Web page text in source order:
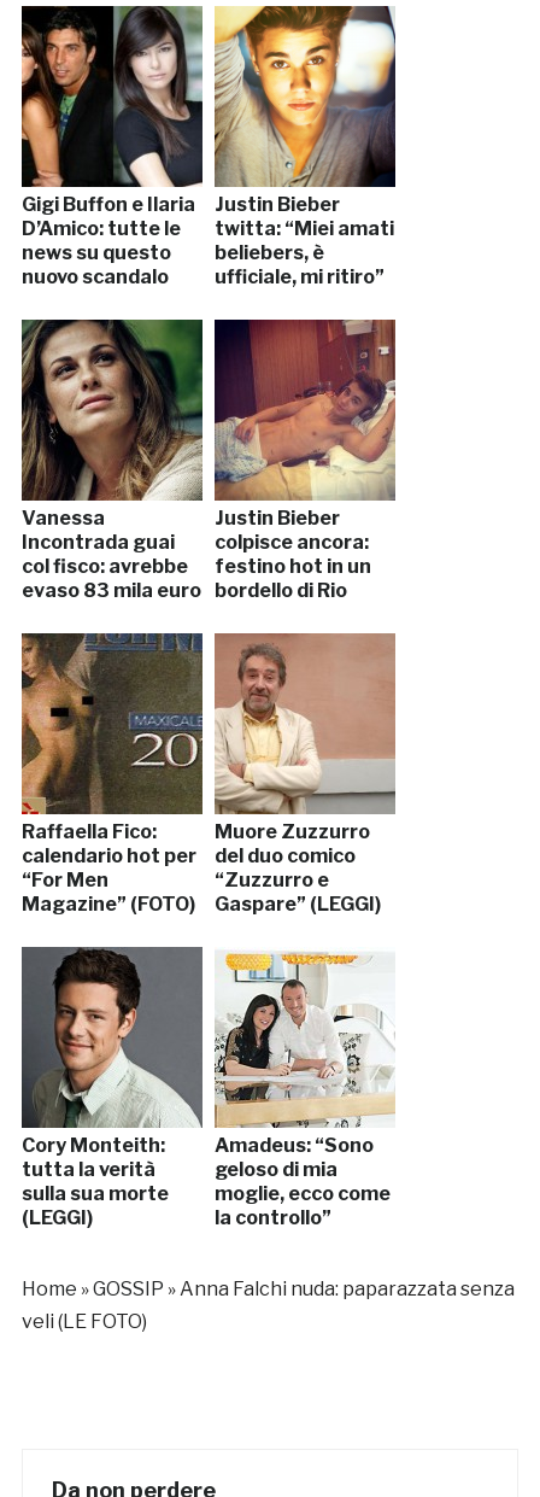
Gigi Buffon e Ilaria
D’Amico: tutte le
news su questo
nuovo scandalo
Justin Bieber
twitta: “Miei amati
beliebers, è
ufficiale, mi ritiro”
Vanessa
Incontrada guai
col fisco: avrebbe
evaso 83 mila euro
Justin Bieber
colpisce ancora:
festino hot in un
bordello di Rio
Raffaella Fico:
calendario hot per
“For Men
Magazine” (FOTO)
Muore Zuzzurro
del duo comico
“Zuzzurro e
Gaspare” (LEGGI)
Cory Monteith:
tutta la verità
sulla sua morte
(LEGGI)
Amadeus: “Sono
geloso di mia
moglie, ecco come
la controllo”
Home »GOSSIP » Anna Falchi nuda: paparazzata senza
veli (LE FOTO)
Da non perdere